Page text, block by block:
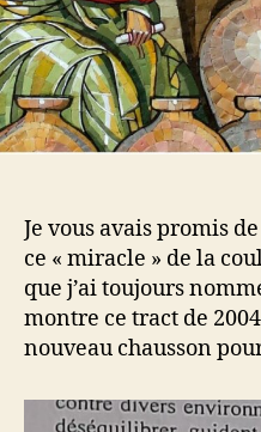
Je vous avais promis
ce « miracle » de la
que j’ai toujours
montre ce tract de
nouveau chausson